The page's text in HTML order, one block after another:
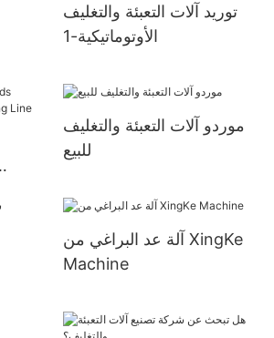
توريد آلات التعبئة والتغليف
الأوتوماتيكية-1
موردو آلات التعبئة والتغليف
للبيع
آلة عد البراغي من XingKe
Machine